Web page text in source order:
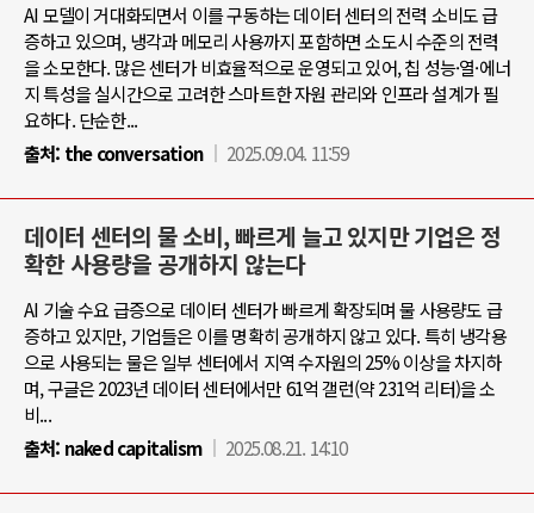
AI 모델이 거대화되면서 이를 구동하는 데이터 센터의 전력 소비도 급
증하고 있으며, 냉각과 메모리 사용까지 포함하면 소도시 수준의 전력
을 소모한다. 많은 센터가 비효율적으로 운영되고 있어, 칩 성능·열·에너
지 특성을 실시간으로 고려한 스마트한 자원 관리와 인프라 설계가 필
요하다. 단순한...
출처: the conversation 2025.09.04. 11:59
데이터 센터의 물 소비, 빠르게 늘고 있지만 기업은 정
확한 사용량을 공개하지 않는다
AI 기술 수요 급증으로 데이터 센터가 빠르게 확장되며 물 사용량도 급
증하고 있지만, 기업들은 이를 명확히 공개하지 않고 있다. 특히 냉각용
으로 사용되는 물은 일부 센터에서 지역 수자원의 25% 이상을 차지하
며, 구글은 2023년 데이터 센터에서만 61억 갤런(약 231억 리터)을 소
비...
출처: naked capitalism 2025.08.21. 14:10